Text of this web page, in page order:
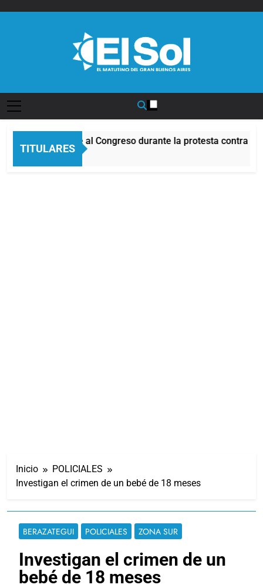
TITULARES
Incidentes frente al Congreso durante la protesta contra la
4 Horas Atrás
Inicio
POLICIALES
Investigan el crimen de un bebé de 18 meses
BERAZATEGUI POLICIALES ZONA SUR
Investigan el crimen de un
bebé de 18 meses